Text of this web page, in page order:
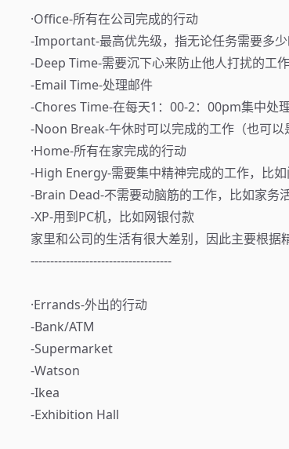
·Office-所有在公司完成的行动
⁃Important-最高优先级，指无论任务需要多
⁃Deep Time-需要沉下心来防止他人打扰的工
⁃Email Time-处理邮件
⁃Chores Time-在每天1：00-2：00pm集中处
⁃Noon Break-午休时可以完成的工作（也可以
·Home-所有在家完成的行动
⁃High Energy-需要集中精神完成的工作，比
⁃Brain Dead-不需要动脑筋的工作，比如家务
⁃XP-用到PC机，比如网银付款
家里和公司的生活有很大差别，因此主要根据
------------------------------------
·Errands-外出的行动
⁃Bank/ATM
⁃Supermarket
⁃Watson
⁃Ikea
⁃Exhibition Hall